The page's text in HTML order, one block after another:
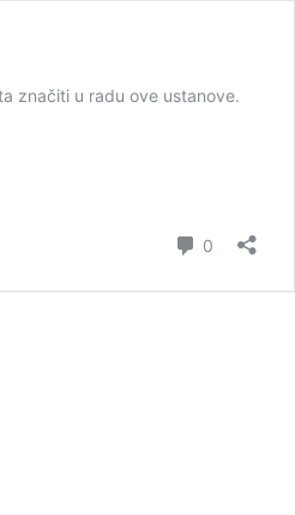
značiti u radu ove ustanove.
0 komentara